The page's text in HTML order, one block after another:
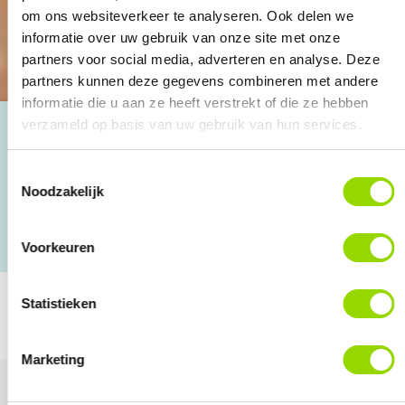
om ons websiteverkeer te analyseren. Ook delen we
informatie over uw gebruik van onze site met onze
partners voor social media, adverteren en analyse. Deze
partners kunnen deze gegevens combineren met andere
informatie die u aan ze heeft verstrekt of die ze hebben
verzameld op basis van uw gebruik van hun services.
Noodzakelijk
Voorkeuren
Statistieken
Marketing
Ruim 30 jaar ervaring